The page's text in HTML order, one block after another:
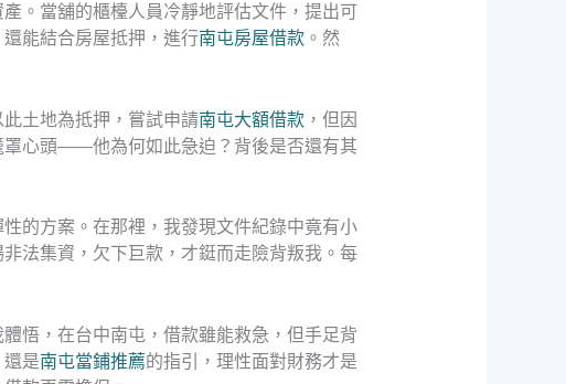
。當舖的櫃檯人員冷靜地評估文件，提出可
能結合房屋抵押，進行南屯房屋借款。然
土地為抵押，嘗試申請南屯大額借款，但因
罩心頭——他為何如此急迫？背後是否還有其
性的方案。在那裡，我發現文件紀錄中竟有小
法集資，欠下巨款，才鋌而走險背叛我。每
悟，在台中南屯，借款雖能救急，但手足背
是南屯當鋪推薦的指引，理性面對財務才是